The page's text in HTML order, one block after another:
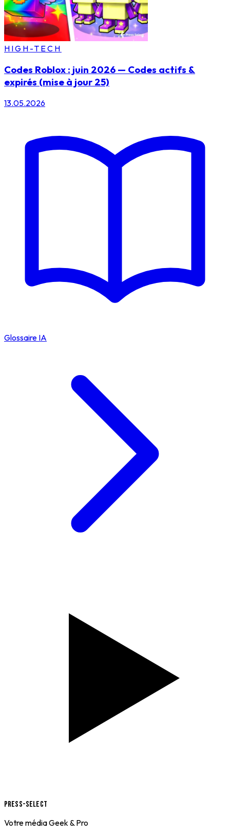
HIGH-TECH
Codes Roblox : juin 2026 — Codes actifs &
expirés (mise à jour 25)
13.05.2026
Glossaire IA
Press-Select
Votre média Geek & Pro